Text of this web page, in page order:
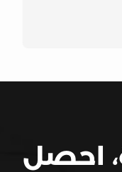
احصل